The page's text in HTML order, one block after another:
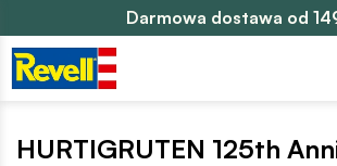
Darmowa dostawa od
HURTIGRUTEN 125th